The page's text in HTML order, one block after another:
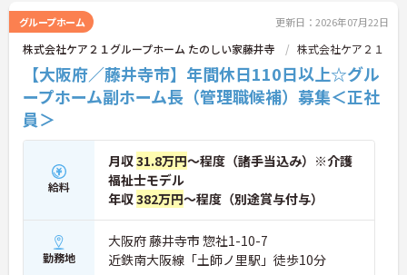
すので、お気軽にお問い合わせください。
グループホーム 更新日：2026年07月22日
株式会社ケア２１グループホーム たのしい家藤井寺 株式会社ケア２１
【大阪府／藤井寺市】年間休日110日以上☆グル
ープホーム副ホーム長（管理職候補）募集＜正社
員＞
給料
月収31.8万円～程度（諸手当込み）※介護
福祉士モデル
年収382万円～程度（別途賞与付与）
勤務地
大阪府 藤井寺市 惣社1-10-7
近鉄南大阪線「土師ノ里駅」徒歩10分